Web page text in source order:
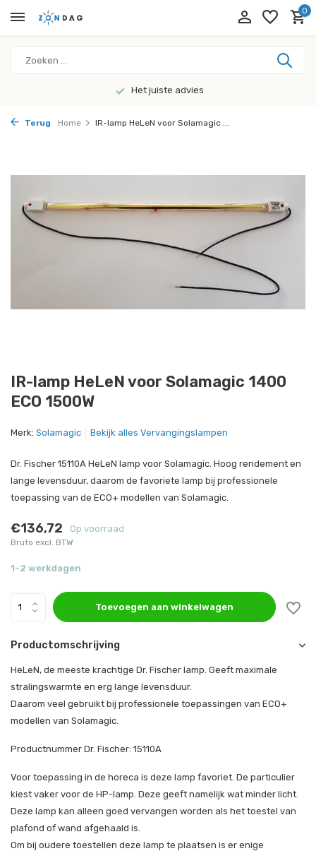
0
Het juiste advies
Terug Home IR-lamp HeLeN voor Solamagic ...
IR-lamp HeLeN voor Solamagic 1400
ECO 1500W
Merk: Solamagic Bekijk alles Vervangingslampen
Dr. Fischer 15110A HeLeN lamp voor Solamagic. Hoog rendement en
lange levensduur, daarom de favoriete lamp bij professionele
toepassing van de ECO+ modellen van Solamagic.
€136,72 Op voorraad
Bruto excl. BTW
1-2 werkdagen
Toevoegen aan winkelwagen
Productomschrijving
HeLeN, de meeste krachtige Dr. Fischer lamp. Geeft maximale
stralingswarmte en erg lange levensduur.
Daarom veel gebruikt bij professionele toepassingen van ECO+
modellen van Solamagic.
Productnummer Dr. Fischer: 15110A
Voor toepassing in de horeca is deze lamp favoriet. De particulier
kiest vaker voor de HP-lamp. Deze geeft namelijk wat minder licht.
Deze lamp kan alleen goed vervangen worden als het toestel van
plafond of wand afgehaald is.
Om bij oudere toestellen deze lamp te plaatsen is er enige